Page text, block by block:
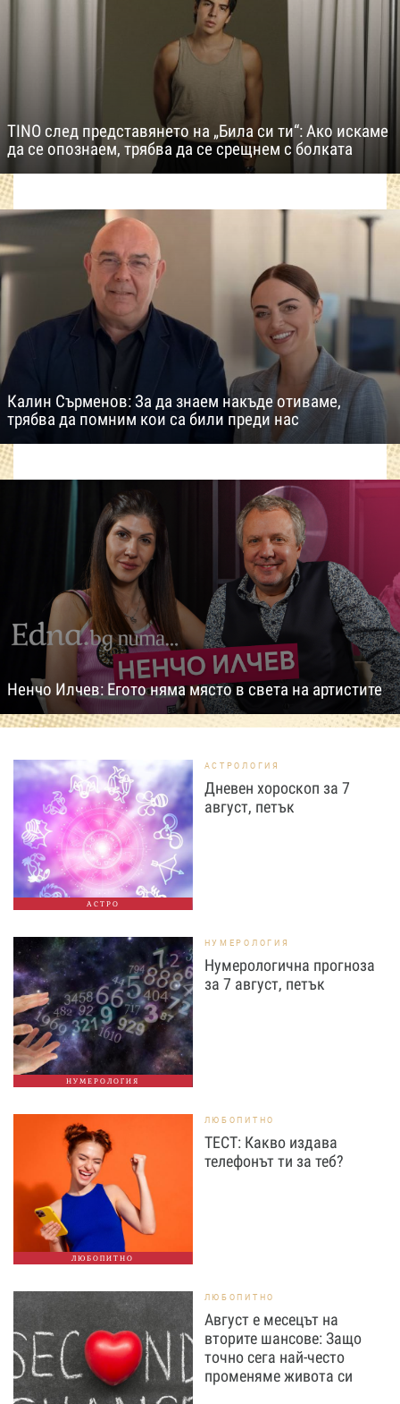
TINO след представянето на „Била си ти“: Ако искаме
да се опознаем, трябва да се срещнем с болката
Калин Сърменов: За да знаем накъде отиваме,
трябва да помним кои са били преди нас
Ненчо Илчев: Егото няма място в света на артистите
АСТРО
АСТРОЛОГИЯ
Дневен хороскоп за 7
август, петък
НУМЕРОЛОГИЯ
НУМЕРОЛОГИЯ
Нумерологична прогноза
за 7 август, петък
ЛЮБОПИТНО
ЛЮБОПИТНО
ТЕСТ: Какво издава
телефонът ти за теб?
ЛЮБОПИТНО
Август е месецът на
вторите шансове: Защо
точно сега най-често
променяме живота си